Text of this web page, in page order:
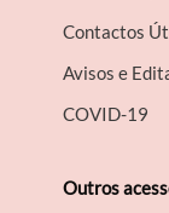
Contactos
Avisos e
COVID-19
Outros